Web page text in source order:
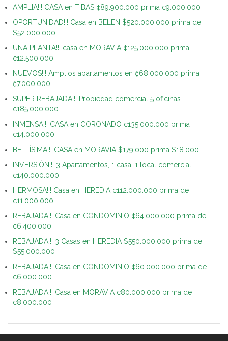
AMPLIA!!! CASA en TIBAS ¢89.900.000 prima ¢9.000.000
OPORTUNIDAD!!! Casa en BELEN $520.000.000 prima de
$52.000.000
UNA PLANTA!!! casa en MORAVIA ¢125.000.000 prima
¢12.500.000
NUEVOS!!! Amplios apartamentos en ₡68.000.000 prima
₡7.000.000
SUPER REBAJADA!!! Propiedad comercial 5 oficinas
¢185.000.000
INMENSA!!! CASA en CORONADO ¢135.000.000 prima
¢14.000.000
BELLÍSIMA!!! CASA en MORAVIA $179.000 prima $18.000
INVERSIÓN!!! 3 Apartamentos, 1 casa, 1 local comercial
¢140.000.000
HERMOSA!!! Casa en HEREDIA ¢112.000.000 prima de
¢11.000.000
REBAJADA!!! Casa en CONDOMINIO ¢64.000.000 prima de
¢6.400.000
REBAJADA!!! 3 Casas en HEREDIA $550.000.000 prima de
$55.000.000
REBAJADA!!! Casa en CONDOMINIO ¢60.000.000 prima de
¢6.000.000
REBAJADA!!! Casa en MORAVIA ¢80.000.000 prima de
¢8.000.000